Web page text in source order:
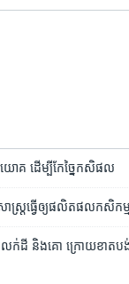
ោគ ដើម្បី​កែច្នៃ​កសិផល
ាស្ត្រ​ធ្វើ​ឲ្យ​ផលិត​ផល​កសិកម្ម​
និង​គោ ក្រោយ​ខាតបង់​លើ​